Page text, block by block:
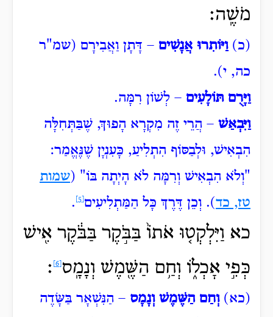
מֹשֶֽׁה׃
(כ)וַיּוֹתִרוּ אֲנָשִׁים – דָּתָן וַאֲבִירָם (שמ"ר
כה, י).
וַיָּרֻם תּוֹלָעִים – לְשׁוֹן רִמָּה.
וַיִּבְאַשׁ – הֲרֵי זֶה מִקְרָא הָפוּךְ, שֶׁבַּתְּחִלָּה
הִבְאִישׁ, וּלְבַסּוֹף הִתְלִיעַ, כָּעִנְיָן שֶׁנֶּאֱמַר:
"וְלֹא הִבְאִישׁ וְרִמָּה לֹא הָיְתָה בּוֹ" (שמות
טז, כד). וְכֵן דֶּרֶךְ כָּל הַמַּתְלִיעִים .
כא וַיִּלְקְט֤וּ אֹתוֹ֙ בַּבֹּ֣קֶר בַּבֹּ֔קֶר אִ֖ישׁ
כְּפִ֣י אׇכְל֑וֹ וְחַ֥ם הַשֶּׁ֖מֶשׁ וְנָמָֽס ׃
(כא) וְחַם הַשֶּׁמֶשׁ וְנָמָס – הַנִּשְׁאָר בַּשָּׂדֶה